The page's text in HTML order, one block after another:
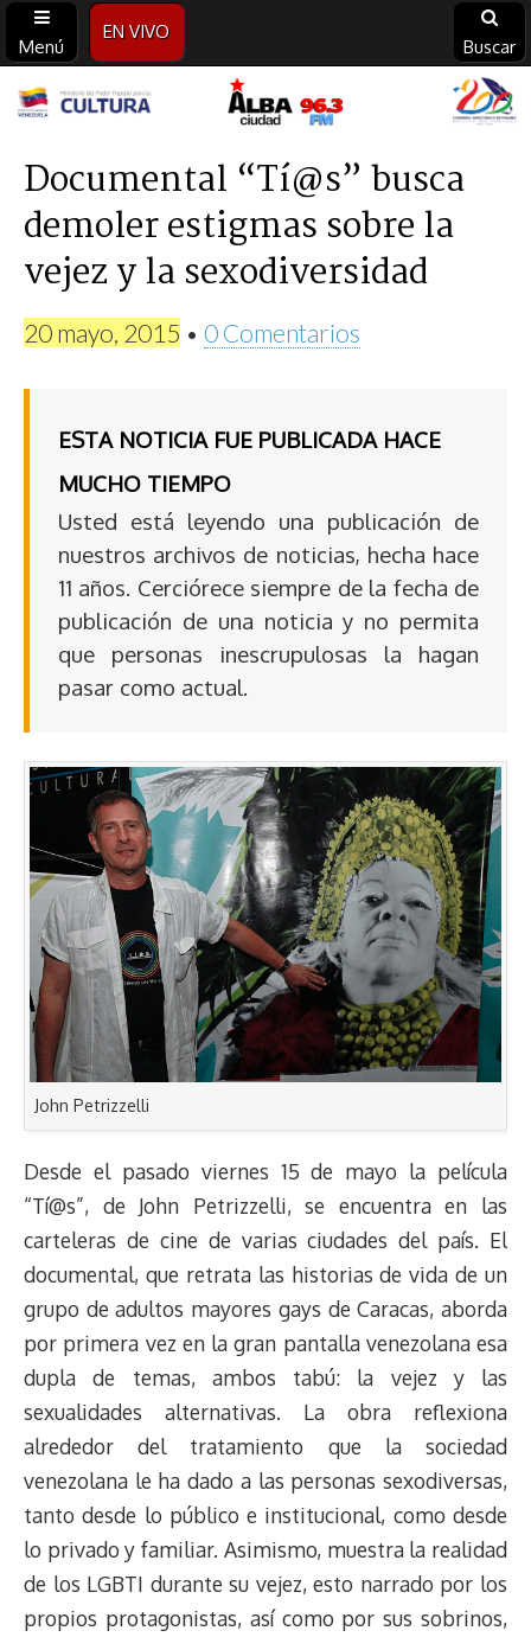
Menú
EN VIVO
Buscar
Alba
Ciudad
96.3
FM
Documental “Tí@s” busca
demoler estigmas sobre la
vejez y la sexodiversidad
20 mayo, 2015 • 0 Comentarios
ESTA NOTICIA FUE PUBLICADA HACE
MUCHO TIEMPO
Usted está leyendo una publicación de
nuestros archivos de noticias, hecha hace
11 años. Cerciórece siempre de la fecha de
publicación de una noticia y no permita
que personas inescrupulosas la hagan
pasar como actual.
John Petrizzelli
Desde el pasado viernes 15 de mayo la película
“Tí@s”, de John Petrizzelli, se encuentra en las
carteleras de cine de varias ciudades del país. El
documental, que retrata las historias de vida de un
grupo de adultos mayores gays de Caracas, aborda
por primera vez en la gran pantalla venezolana esa
dupla de temas, ambos tabú: la vejez y las
sexualidades alternativas. La obra reflexiona
alrededor del tratamiento que la sociedad
venezolana le ha dado a las personas sexodiversas,
tanto desde lo público e institucional, como desde
lo privado y familiar. Asimismo, muestra la realidad
de los LGBTI durante su vejez, esto narrado por los
propios protagonistas, así como por sus sobrinos,